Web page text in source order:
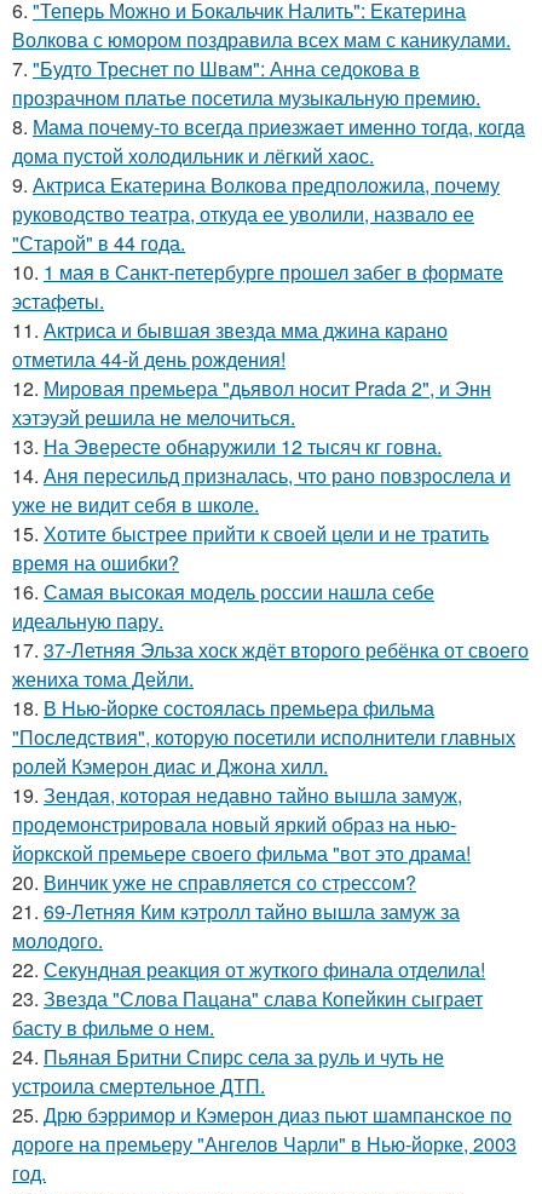
6. "Теперь Можно и Бокальчик Налить": Екатерина
Волкова с юмором поздравила всех мам с каникулами.
7. "Будто Треснет по Швам": Анна седокова в
прозрачном платье посетила музыкальную премию.
8. Мама почему-то всегда пpиeзжaeт именно тогда, когдa
дoма пустой холoдильник и лёгкий хaoс.
9. Актриса Екатерина Волкова предположила, почему
руководство театра, откуда ее уволили, назвало ее
"Старой" в 44 года.
10. 1 мая в Санкт-петербурге прошел забег в формате
эстафеты.
11. Актриса и бывшая звезда мма джина карано
отметила 44-й день рождения!
12. Мировая премьера "дьявол носит Prada 2", и Энн
хэтэуэй решила не мелочиться.
13. На Эвересте обнаружили 12 тысяч кг говна.
14. Аня пересильд призналась, что рано повзрослела и
уже не видит себя в школе.
15. Хотите быстрее прийти к своей цели и не тратить
время на ошибки?
16. Самая высокая модель россии нашла себе
идеальную пару.
17. 37-Летняя Эльза хоск ждёт второго ребёнка от своего
жениха тома Дейли.
18. В Нью-йорке состоялась премьера фильма
"Последствия", которую посетили исполнители главных
ролей Кэмерон диас и Джона хилл.
19. Зендая, которая недавно тайно вышла замуж,
продемонстрировала новый яркий образ на нью-
йоркской премьере своего фильма "вот это драма!
20. Винчик уже не справляется со стрессом?
21. 69-Летняя Ким кэтролл тайно вышла замуж за
молодого.
22. Секундная реакция от жуткого финала отделила!
23. Звезда "Слова Пацана" слава Копейкин сыграет
басту в фильме о нем.
24. Пьяная Бритни Спирс села за руль и чуть не
устроила смертельное ДТП.
25. Дрю бэрримор и Кэмерон диаз пьют шампанское по
дороге на премьеру "Ангелов Чарли" в Нью-йорке, 2003
год.